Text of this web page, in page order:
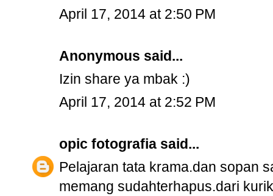
April 17, 2014 at 2:50 PM
Anonymous said...
Izin share ya mbak :)
April 17, 2014 at 2:52 PM
opic fotografia said...
Pelajaran tata krama.dan sopan
memang sudahterhapus.dari